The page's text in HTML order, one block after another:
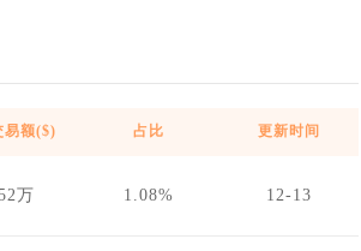
易额($) 占比 更新时间
万 1.08% 12-13